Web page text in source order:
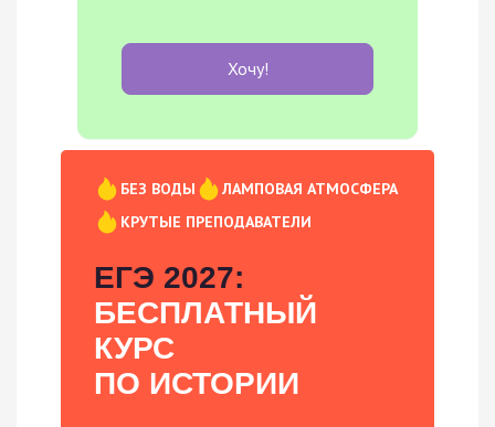
Хочу!
БЕЗ ВОДЫ
ЛАМПОВАЯ АТМОСФЕРА
КРУТЫЕ ПРЕПОДАВАТЕЛИ
ЕГЭ 2027:
БЕСПЛАТНЫЙ
КУРС
ПО ИСТОРИИ